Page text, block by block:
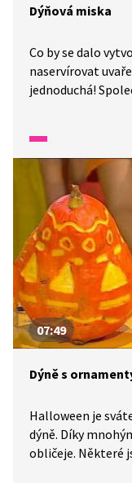
Dýňová miska
Co by se dalo
naservírovat
jednoduchá!
07:49
Dýně s
Halloween je
dýně. Díky
obličeje. Některé